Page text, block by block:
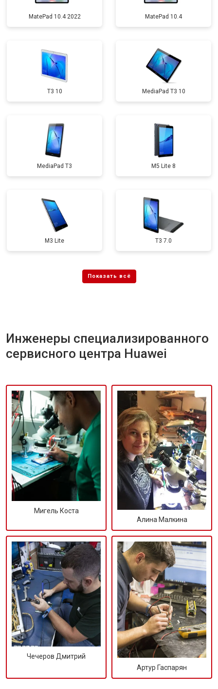
MatePad 10.4 2022 MatePad 10.4
T3 10 MediaPad T3 10
MediaPad T3 M5 Lite 8
M3 Lite T3 7.0
Инженеры специализированного
сервисного центра Huawei
Мигель Коста
Алина Малкина
Чечеров Дмитрий
Артур Гаспарян